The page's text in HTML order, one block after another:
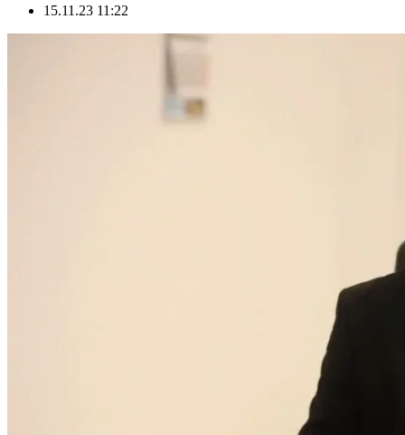
15.11.23 11:22